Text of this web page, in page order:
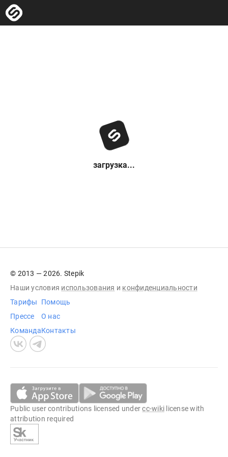
загрузка...
© 2013 — 2026. Stepik
Наши условия использования и конфиденциальности
Тарифы
Прессе
Команда
Помощь
О нас
Контакты
Public user contributions licensed undercc-wiki license with
attribution required